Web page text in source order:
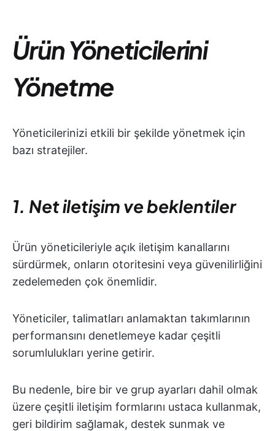
Ürün Yöneticilerini
Yönetme
Yöneticilerinizi etkili bir şekilde yönetmek için
bazı stratejiler.
1. Net iletişim ve beklentiler
Ürün yöneticileriyle açık iletişim kanallarını
sürdürmek, onların otoritesini veya güvenilirliğini
zedelemeden çok önemlidir.
Yöneticiler, talimatları anlamaktan takımlarının
performansını denetlemeye kadar çeşitli
sorumlulukları yerine getirir.
Bu nedenle, bire bir ve grup ayarları dahil olmak
üzere çeşitli iletişim formlarını ustaca kullanmak,
geri bildirim sağlamak, destek sunmak ve